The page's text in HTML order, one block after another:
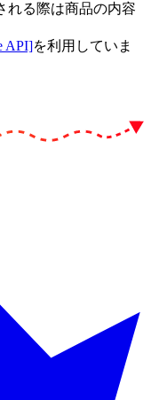
れる際は商品の内容
API]を利用していま